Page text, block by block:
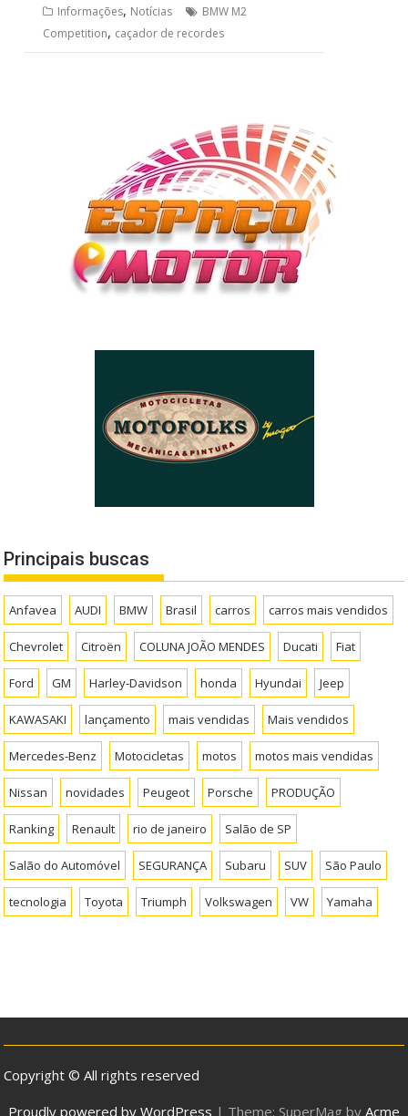
Informações, Notícias
BMW M2
Competition, caçador de recordes
Principais buscas
Anfavea AUDI BMW Brasil carros carros mais vendidos
Chevrolet Citroën COLUNA JOÃO MENDES Ducati Fiat
Ford GM Harley-Davidson honda Hyundai Jeep
KAWASAKI lançamento mais vendidas Mais vendidos
Mercedes-Benz Motocicletas motos motos mais vendidas
Nissan novidades Peugeot Porsche PRODUÇÃO
Ranking Renault rio de janeiro Salão de SP
Salão do Automóvel SEGURANÇA Subaru SUV São Paulo
tecnologia Toyota Triumph Volkswagen VW Yamaha
Copyright © All rights reserved
Proudly powered by WordPress | Theme: SuperMag by Acme